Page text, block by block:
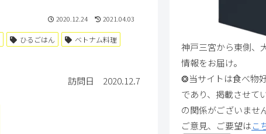
2020.12.24 2021.04.03
ひるごはん
ベトナム料理
訪問日 2020.12.7
神戸三宮から東側、
情報をお届け。
❂当サイトは食べ物
であり、掲載させて
の関係がございませ
ご意見、ご要望はこ